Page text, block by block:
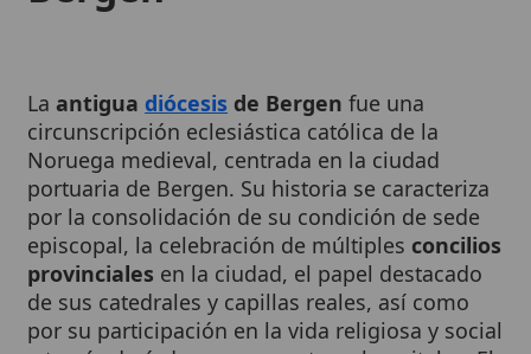
Noruega medieval, centrada en la ciudad
portuaria de Bergen. Su historia se caracteriza
por la consolidación de su condición de sede
episcopal, la celebración de múltiplesconcilios
provincialesen la ciudad, el papel destacado
de sus catedrales y capillas reales, así como
por su participación en la vida religiosa y social
a través de órdenes, conventos y hospitales. El
final de la etapa católica se produjo con la
crisis eclesial del siglo XVI y el paso a la forma